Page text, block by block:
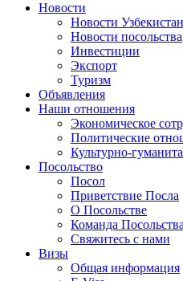
Новости
Новости
Новости посольства
Инвестиции
Экспорт
Туризм
Объявления
Наши отношения
Экономическое
Политические
Культурно-
Посольство
Посол
Приветствие Посла
О Посольстве
Команда Посольства
Свяжитесь с нами
Визы
Общая информация